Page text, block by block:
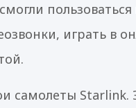
играть в
самолеты